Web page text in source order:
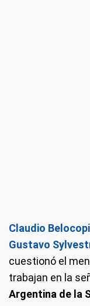
Claudio
Gustavo
cuestionó el
trabajan en la
Argentina de la